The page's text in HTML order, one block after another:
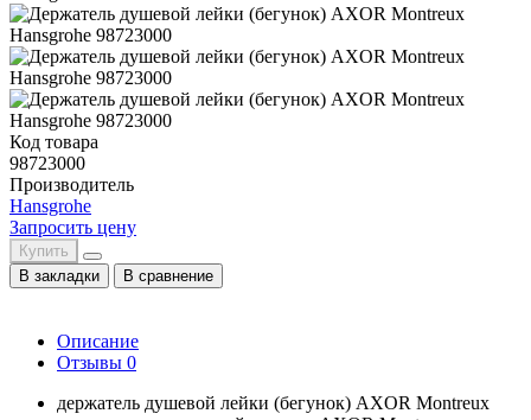
Код товара
98723000
Производитель
Hansgrohe
Запросить цену
Купить
В закладки
В сравнение
Описание
Отзывы 0
держатель душевой лейки (бегунок) AXOR Montreux